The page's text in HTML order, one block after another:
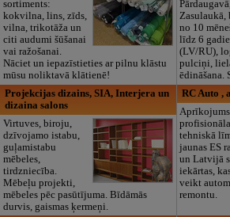
sortiments:
kokvilna, lins, zīds,
vilna, trikotāža un
citi audumi šūšanai
vai ražošanai.
Nāciet un iepazīstieties ar pilnu klāstu
mūsu noliktavā klātienē!
Zasulaukā,
no 10
līdz 6
(LV/RU),
pulciņi,
ēdināšana.
Projekcijas dizains, SIA, Interjera un
dizaina salons
Virtuves, biroju,
dzīvojamo istabu,
guļamistabu
mēbeles,
tirdzniecība.
Mēbeļu projekti,
mēbeles pēc pasūtījuma. Bīdāmās
durvis, gaismas ķermeņi.
RC Auto ,
tehniskā
jaunas ES
un Latvijā
iekārtas,
veikt
remontu.